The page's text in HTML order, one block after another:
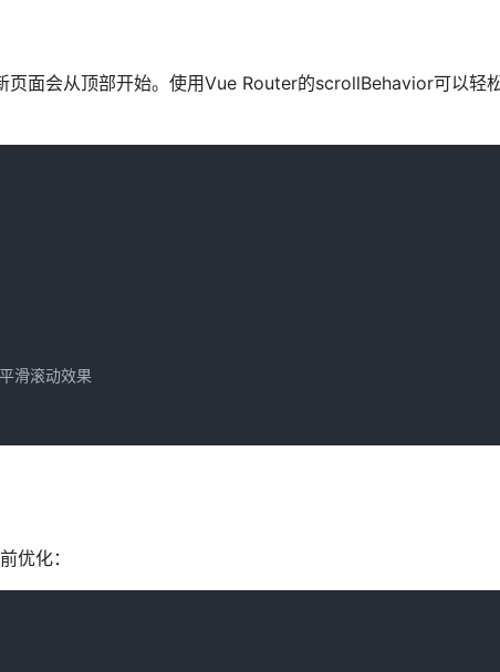
页面会从顶部开始。使用Vue Router的scrollBehavior可以轻
滑滚动效果
优化：